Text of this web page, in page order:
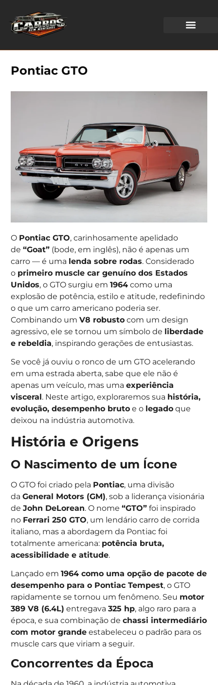
Pontiac GTO
O Pontiac GTO, carinhosamente apelidado
de“Goat” (bode, em inglês), não é apenas um
carro — é uma lenda sobre rodas. Considerado
o primeiro muscle car genuíno dos Estados
Unidos, o GTO surgiu em1964 como uma
explosão de potência, estilo e atitude, redefinindo
o que um carro americano poderia ser.
Combinando umV8 robusto com um design
agressivo, ele se tornou um símbolo de liberdade
e rebeldia, inspirando gerações de entusiastas.
Se você já ouviu o ronco de um GTO acelerando
em uma estrada aberta, sabe que ele não é
apenas um veículo, mas umaexperiência
visceral. Neste artigo, exploraremos sua história,
evolução, desempenho bruto e o legado que
deixou na indústria automotiva.
História e Origens
O Nascimento de um Ícone
O GTO foi criado pela Pontiac, uma divisão
daGeneral Motors (GM), sob a liderança visionária
deJohn DeLorean. O nome“GTO” foi inspirado
no Ferrari 250 GTO, um lendário carro de corrida
italiano, mas a abordagem da Pontiac foi
totalmente americana: potência bruta,
acessibilidade e atitude.
Lançado em1964 como uma opção de pacote de
desempenho para o Pontiac Tempest, o GTO
rapidamente se tornou um fenômeno. Seu motor
389 V8 (6.4L) entregava325 hp, algo raro para a
época, e sua combinação dechassi intermediário
com motor grande estabeleceu o padrão para os
muscle cars que viriam a seguir.
Concorrentes da Época